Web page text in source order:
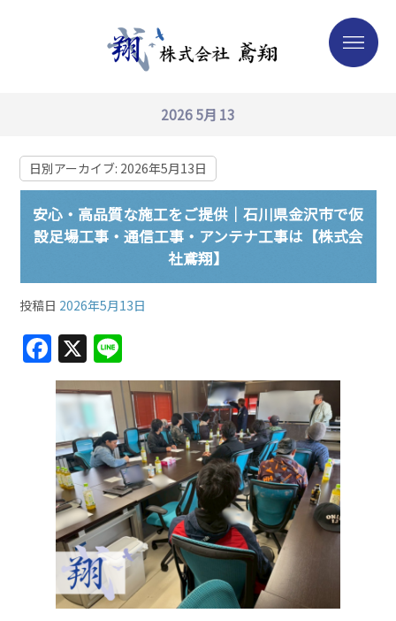
2026 5月 13
日別アーカイブ: 2026年5月13日
安心・高品質な施工をご提供｜石川県金沢市で仮
設足場工事・通信工事・アンテナ工事は【株式会
社鳶翔】
投稿日 2026年5月13日
F
a
c
e
b
o
o
k
X
n
e